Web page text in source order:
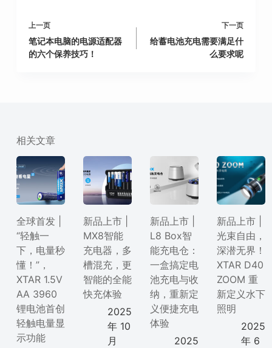
上一页
笔记本电脑的电源适配器
的六个保养技巧！
下一页
给蓄电池充电需要满足什
么要求呢
相关文章
全球首发 |
“轻触一
下，电量秒
懂！”，
XTAR 1.5V
AA 3960
锂电池首创
轻触电量显
示功能
新品上市 |
MX8智能
充电器，多
槽混充，更
智能的全能
快充体验
2025
年 10
月
新品上市 |
L8 Box智
能充电仓：
一盒搞定电
池充电与收
纳，重新定
义便捷充电
体验
2025
新品上市 |
光束自由，
深潜无界！
XTAR D40
ZOOM 重
新定义水下
照明
2025
年 6